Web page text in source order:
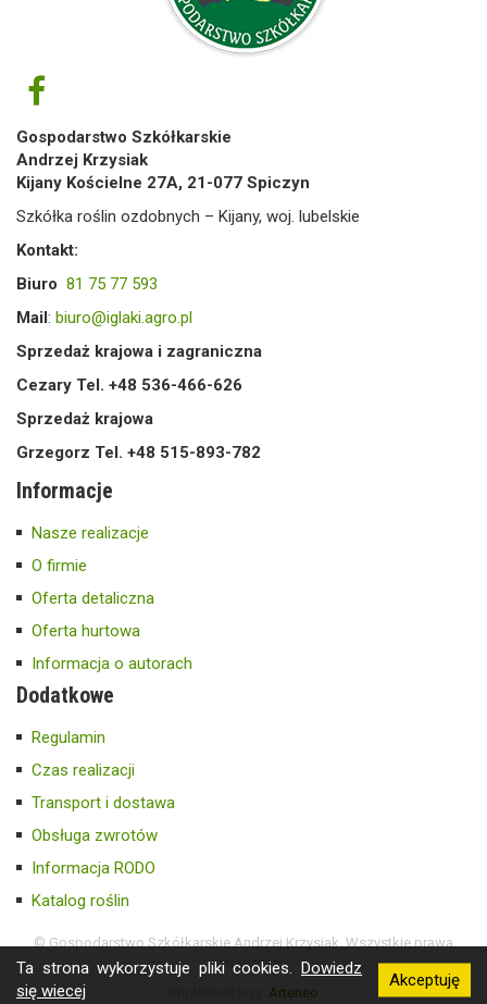
Gospodarstwo Szkółkarskie
Andrzej Krzysiak
Kijany Kościelne 27A, 21-077 Spiczyn
Szkółka roślin ozdobnych – Kijany, woj. lubelskie
Kontakt:
Biuro 81 75 77 593
Mail: biuro@iglaki.agro.pl
Sprzedaż krajowa i zagraniczna
Cezary Tel. +48 536-466-626
Sprzedaż krajowa
Grzegorz Tel. +48 515-893-782
Informacje
Nasze realizacje
O firmie
Oferta detaliczna
Oferta hurtowa
Informacja o autorach
Dodatkowe
Regulamin
Czas realizacji
Transport i dostawa
Obsługa zwrotów
Informacja RODO
Katalog roślin
© Gospodarstwo Szkółkarskie Andrzej Krzysiak. Wszystkie prawa
zastrzeżone.
Arteneo
Ta strona wykorzystuje pliki cookies. Dowiedz
się wiecej
Akceptuję